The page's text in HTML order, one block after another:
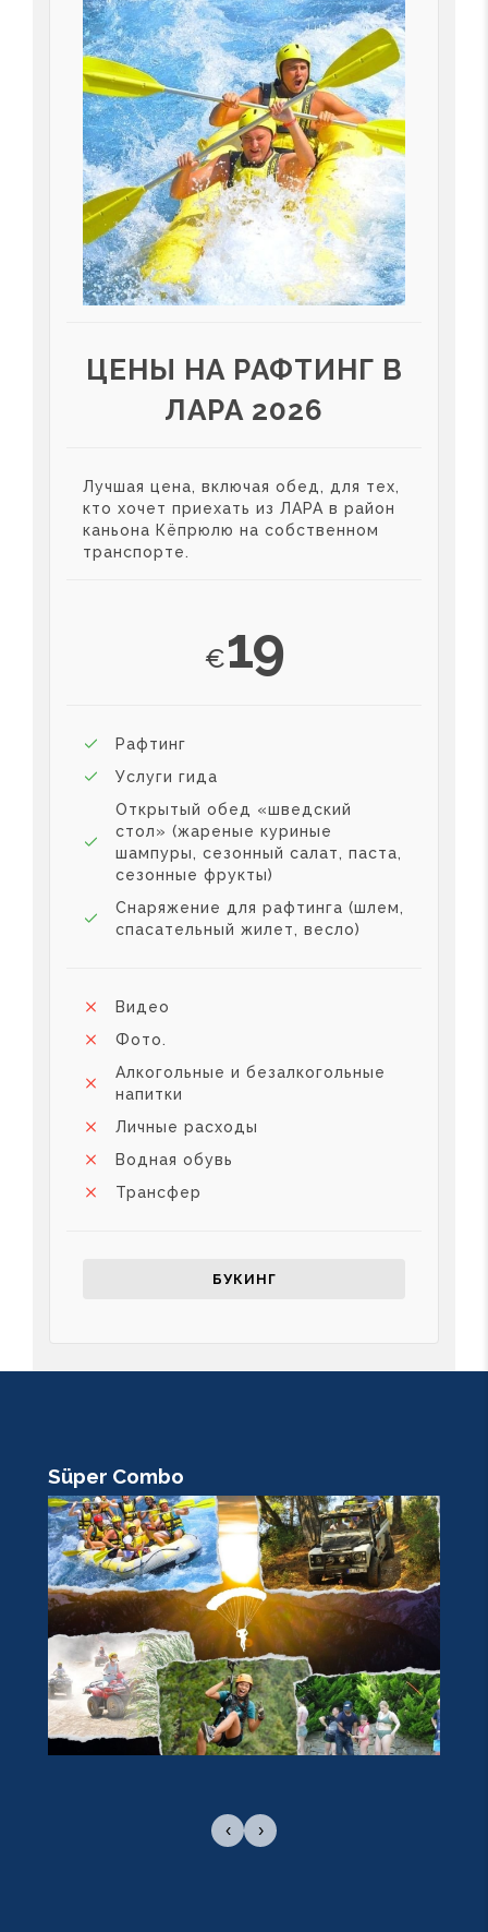
ЦЕНЫ НА РАФТИНГ В
ЛАРА 2026
Лучшая цена, включая обед, для тех,
кто хочет приехать из ЛАРА в район
каньона Кёпрюлю на собственном
транспорте.
€19
Рафтинг
Услуги гида
Открытый обед «шведский
стол» (жареные куриные
шампуры, сезонный салат, паста,
сезонные фрукты)
Снаряжение для рафтинга (шлем,
спасательный жилет, весло)
Видео
Фото.
Алкогольные и безалкогольные
напитки
Личные расходы
Водная обувь
Трансфер
БУКИНГ
Süper Combo
‹ ›